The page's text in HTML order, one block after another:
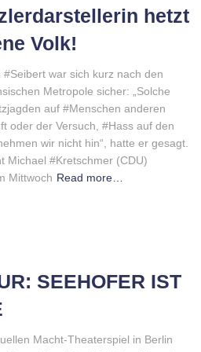
hetzt
Volk!
war sich kurz nach den
Metropole sicher: „Solche
auf #Menschen anderen
oder der Versuch, #Hass auf den
wir nicht hin“, hatte er gesagt.
Michael #Kretschmer (CDU)
Mittwoch Read more…
SEEHOFER IST
Macht-Theaterspiel in Berlin